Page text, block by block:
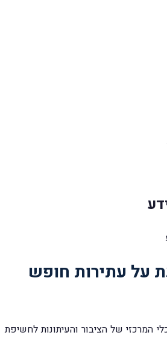
על עתירות חופש
המרכזי של הציבור והעיתונות לחשיפת